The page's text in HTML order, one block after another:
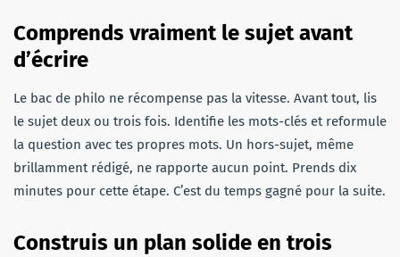
Comprends vraiment le sujet avant
d’écrire
Le bac de philo ne récompense pas la vitesse. Avant tout, lis
le sujet deux ou trois fois. Identifie les mots-clés et reformule
la question avec tes propres mots. Un hors-sujet, même
brillamment rédigé, ne rapporte aucun point. Prends dix
minutes pour cette étape. C’est du temps gagné pour la suite.
Construis un plan solide en trois